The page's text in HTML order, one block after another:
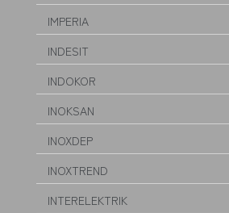
IMPERIA
INDESIT
INDOKOR
INOKSAN
INOXDEP
INOXTREND
INTERELEKTRIK